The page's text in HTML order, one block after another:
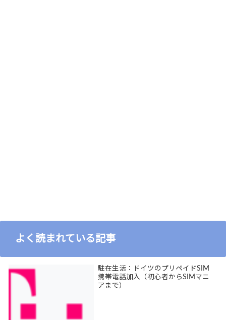
よく読まれている記事
駐在生活：ドイツのプリペイドSIM
携帯電話加入（初心者からSIMマニ
アまで）